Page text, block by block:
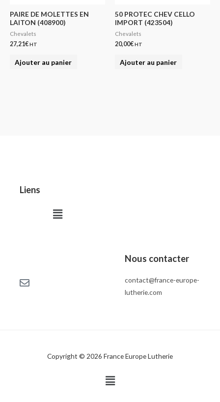
PAIRE DE MOLETTES EN
LAITON (408900)
Chevalets
27,21€HT
Ajouter au panier
50 PROTEC CHEV CELLO
IMPORT (423504)
Chevalets
20,00€HT
Ajouter au panier
Liens
Menu
Nous contacter
contact@france-europe-
lutherie.com
Copyright © 2026 France Europe Lutherie
Menu